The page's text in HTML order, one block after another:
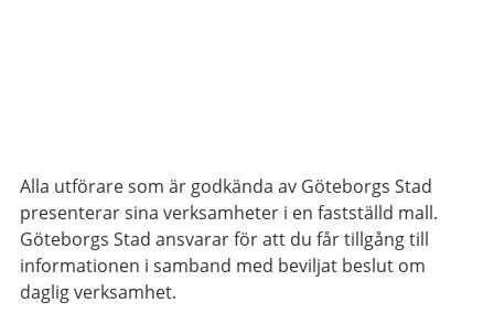
Alla utförare som är godkända av Göteborgs Stad
presenterar sina verksamheter i en fastställd mall.
Göteborgs Stad ansvarar för att du får tillgång till
informationen i samband med beviljat beslut om
daglig verksamhet.